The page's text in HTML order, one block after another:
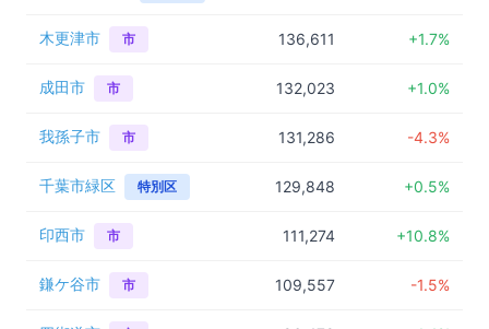
木更津市 市 136,611 +1.7%
成田市 市 132,023 +1.0%
我孫子市 市 131,286 -4.3%
千葉市緑区 特別区 129,848 +0.5%
印西市 市 111,274 +10.8%
鎌ケ谷市 市 109,557 -1.5%